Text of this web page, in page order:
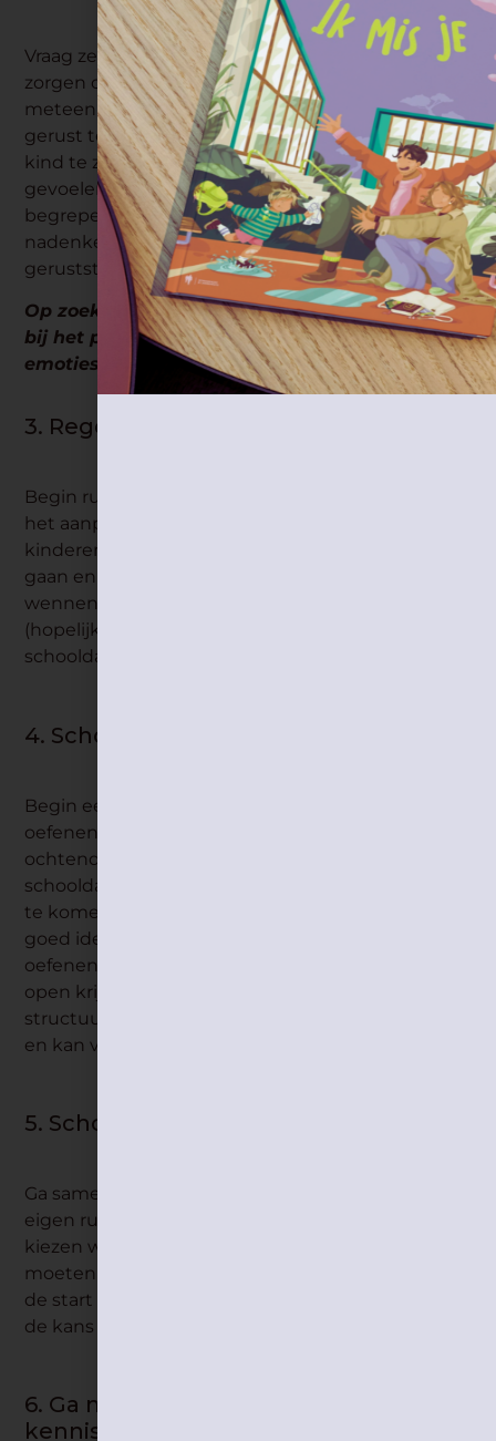
Vraag ze waar hij naar uitkijkt en waar hij zich
zorgen over maakt. Probeer bij dit laatste niet
meteen met oplossingen te komen of je kind
gerust te stellen. Luister eerst goed naar wat je
kind te zeggen heeft en toon begrip voor
gevoelens. Zo voelen kinderen zich gehoord en
begrepen. Nadien kan je samen uiteraard nog
nadenken over mogelijke oplossingen of je kind
geruststellen.
Op zoek naar praktische tools om je te helpen
bij het praten over en omgaan met
emoties?
Klik dan hier!
3. Regelmatig slaapschema.
Begin ruim voordat school effectief begint met
het aanpassen van het slaapschema van je
kinderen. Laat ze ’s avonds iets eerder naar bed
gaan en ’s ochtends iets vroeger opstaan. Zo
wennen ze weer aan het schoolritme en zijn ze
(hopelijk) fris en uitgerust voor de eerste
schooldag.
4. Schoolroutine oefenen.
Begin een paar dagen voor school begint met het
oefenen van de schoolroutine. Laat je kinderen ’s
ochtends aankleden en ontbijten alsof het een
schooldag is. Dit helpt hen om in het juiste ritme
te komen. Zeker voor instappers kan het ook een
goed idee zijn om al eens met de brooddoos te
oefenen zodat je er zeker van bent dat je kind die
open krijgt
structuur zodat je deze kan meegeven aan je kind
en kan vertellen hoe de dag eruit zal zien.
5. Schoolspullen kopen.
Ga samen met je kinderen winkelen. Laat ze hun
eigen rugzak, brooddoos, drinkbus, potloden,…
kiezen wanneer er nieuwe dingen gekocht
moeten worden. Zo voelen ze zich betrokken bij
de start van het nieuwe schooljaar en vergroot je
de kans dat ze ernaar uitkijken.
6. Ga naar het
kennismakingsmoment.